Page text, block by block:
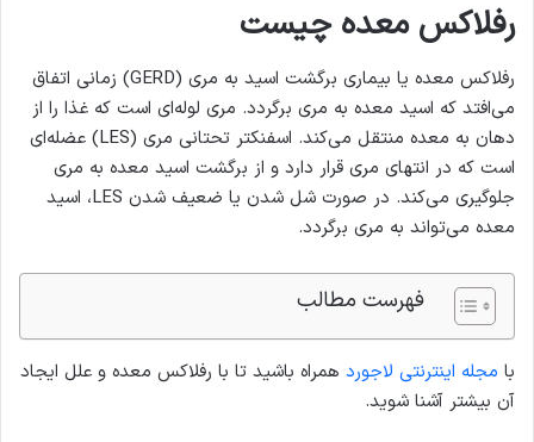
رفلاکس معده چیست
رفلاکس معده یا بیماری برگشت اسید به مری (GERD) زمانی اتفاق
می‌افتد که اسید معده به مری برگردد. مری لوله‌ای است که غذا را از
دهان به معده منتقل می‌کند. اسفنکتر تحتانی مری (LES) عضله‌ای
است که در انتهای مری قرار دارد و از برگشت اسید معده به مری
جلوگیری می‌کند. در صورت شل شدن یا ضعیف شدن LES، اسید
معده می‌تواند به مری برگردد.
فهرست مطالب
با مجله اینترنتی لاجورد همراه باشید تا با رفلاکس معده و علل ایجاد
آن بیشتر آشنا شوید.